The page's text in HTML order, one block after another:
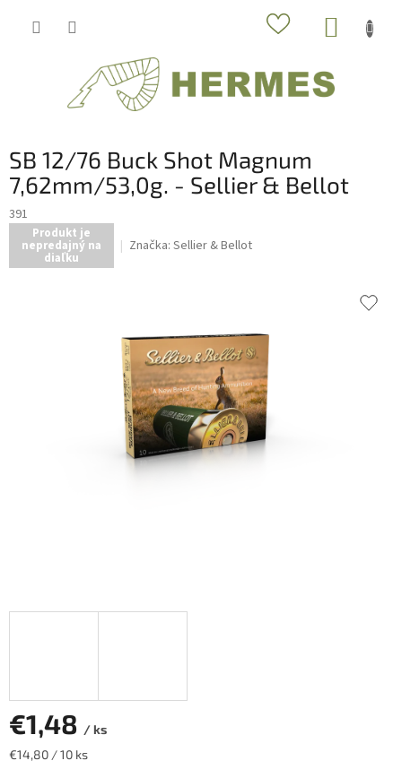
SB 12/76 Buck Shot Magnum
7,62mm/53,0g. - Sellier & Bellot
391
Produkt je
nepredajný na
diaľku
Značka: Sellier & Bellot
€1,48 / ks
Jednotková
€14,80 / 10 ks